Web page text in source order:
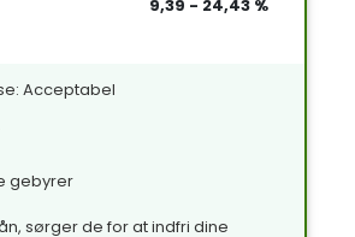
9,39 - 24,43 %
Acceptabel
gebyrer
sørger de for at indfri dine